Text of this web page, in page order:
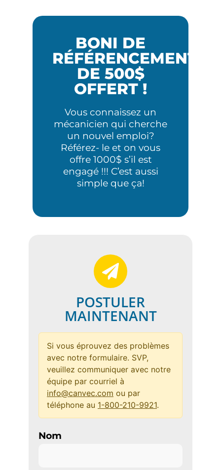
BONI DE
RÉFÉRENCEMENT
DE 500$
OFFERT !
Vous connaissez un
mécanicien qui cherche
un nouvel emploi?
Référez- le et on vous
offre 1000$ s’il est
engagé !!! C’est aussi
simple que ça!
POSTULER
MAINTENANT
Si vous éprouvez des problèmes
avec notre formulaire. SVP,
veuillez communiquer avec notre
équipe par courriel à
info@canvec.com ou par
téléphone au 1-800-210-9921.
Nom